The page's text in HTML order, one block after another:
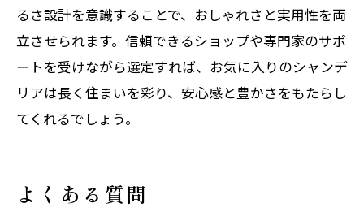
るさ設計を意識することで、おしゃれさと実用性を両
立させられます。信頼できるショップや専門家のサポ
ートを受けながら選定すれば、お気に入りのシャンデ
リアは長く住まいを彩り、安心感と豊かさをもたらし
てくれるでしょう。
よくある質問